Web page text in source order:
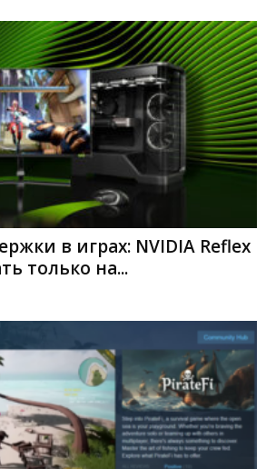
в играх: NVIDIA Reflex
только на...